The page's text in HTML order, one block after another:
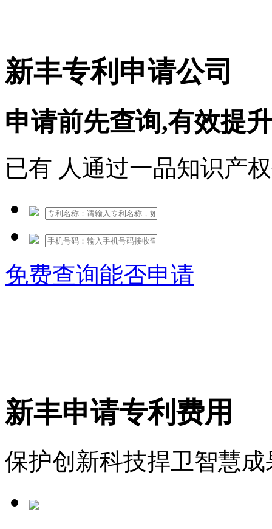
新丰专利申请公司
申请前先查询,有效提
已有 人通过一品知识产
免费查询能否申请
新丰申请专利费用
保护创新科技捍卫智慧